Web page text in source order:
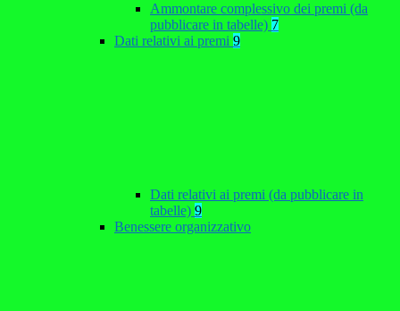
Ammontare complessivo dei premi (da
pubblicare in tabelle) 7
Dati relativi ai premi 9
Dati relativi ai premi (da pubblicare in
tabelle) 9
Benessere organizzativo